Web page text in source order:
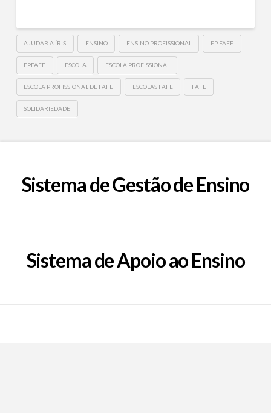
AJUDAR A ÍRIS ENSINO ENSINO PROFISSIONAL EP FAFE
EPFAFE ESCOLA ESCOLA PROFISSIONAL
ESCOLA PROFISSIONAL DE FAFE ESCOLAS FAFE FAFE
SOLIDARIEDADE
Sistema de Gestão de Ensino
Sistema de Apoio ao Ensino